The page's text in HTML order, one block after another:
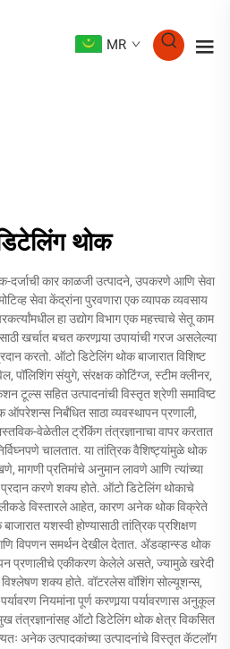
MR
थोक
दर्जाची कार काळजी उत्पादने, उपकरणे आणि सेवा
सेवा केंद्रांना पुरवणारा एक व्यापक व्यवसाय
हा उद्योग विभाग एक महत्त्वाचे सेतू काम
खर्चात बचत करणार्‍या उपायांची गरज असलेल्या
करतो. ऑटो डिटेलिंग थोक बाजारात विशिष्ट
पॉलिशिंग संयुगे, संरक्षक कोटिंग्ज, स्टीम क्लीनर,
टूल्स सहित उत्पादनांची विस्तृत श्रेणी समाविष्ट
निर्बंधित साठा व्यवस्थापन प्रणाली,
वेळेतील ट्रॅकिंग तंत्रज्ञानाचा वापर करतात
चालतात. या तांत्रिक वैशिष्ट्यांमुळे थोक
मागणी प्रतिमांचे अनुमान लावणे आणि त्यांच्या
प्रदान करणे शक्य होते. ऑटो डिटेलिंग थोकाचे
विस्तारले आहेत, कारण अनेक थोक विक्रेते
बाजारात यशस्वी होण्यासाठी तांत्रिक प्रशिक्षण
विपणन समर्थन देखील देतात. अ‍ॅडव्हान्स्ड थोक
प्रणालीचे एकीकरण केलेले असते, ज्यामुळे खरेदी
शक्य होते. वॉटरलेस वॉशिंग सोल्यूशन्स,
नियमांना पूर्ण करणार्‍या पर्यावरणास अनुकूल
तंत्रज्ञानांसह ऑटो डिटेलिंग थोक क्षेत्र विकसित
अनेक उत्पादकांच्या उत्पादनांचे विस्तृत कॅटलॉग